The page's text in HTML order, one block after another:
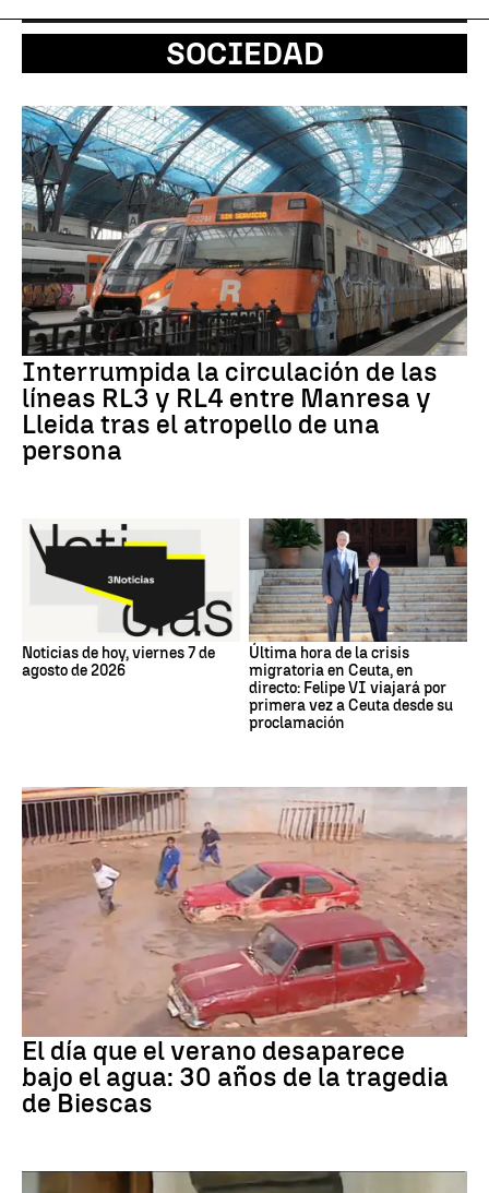
SOCIEDAD
Interrumpida la circulación de las
líneas RL3 y RL4 entre Manresa y
Lleida tras el atropello de una
persona
Noticias de hoy, viernes 7 de
agosto de 2026
Última hora de la crisis
migratoria en Ceuta, en
directo: Felipe VI viajará por
primera vez a Ceuta desde su
proclamación
El día que el verano desaparece
bajo el agua: 30 años de la tragedia
de Biescas